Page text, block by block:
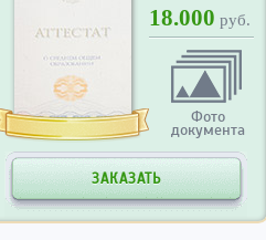
18.000 руб.
Фото
документа
ЗАКАЗАТЬ